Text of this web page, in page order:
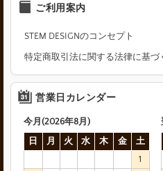
ご利用案内
STEM DESIGNのコンセプト
特定商取引法に関する法律に基づ
営業日カレンダー
今月(2026年8月)
日
月 火 水 木 金
土
1